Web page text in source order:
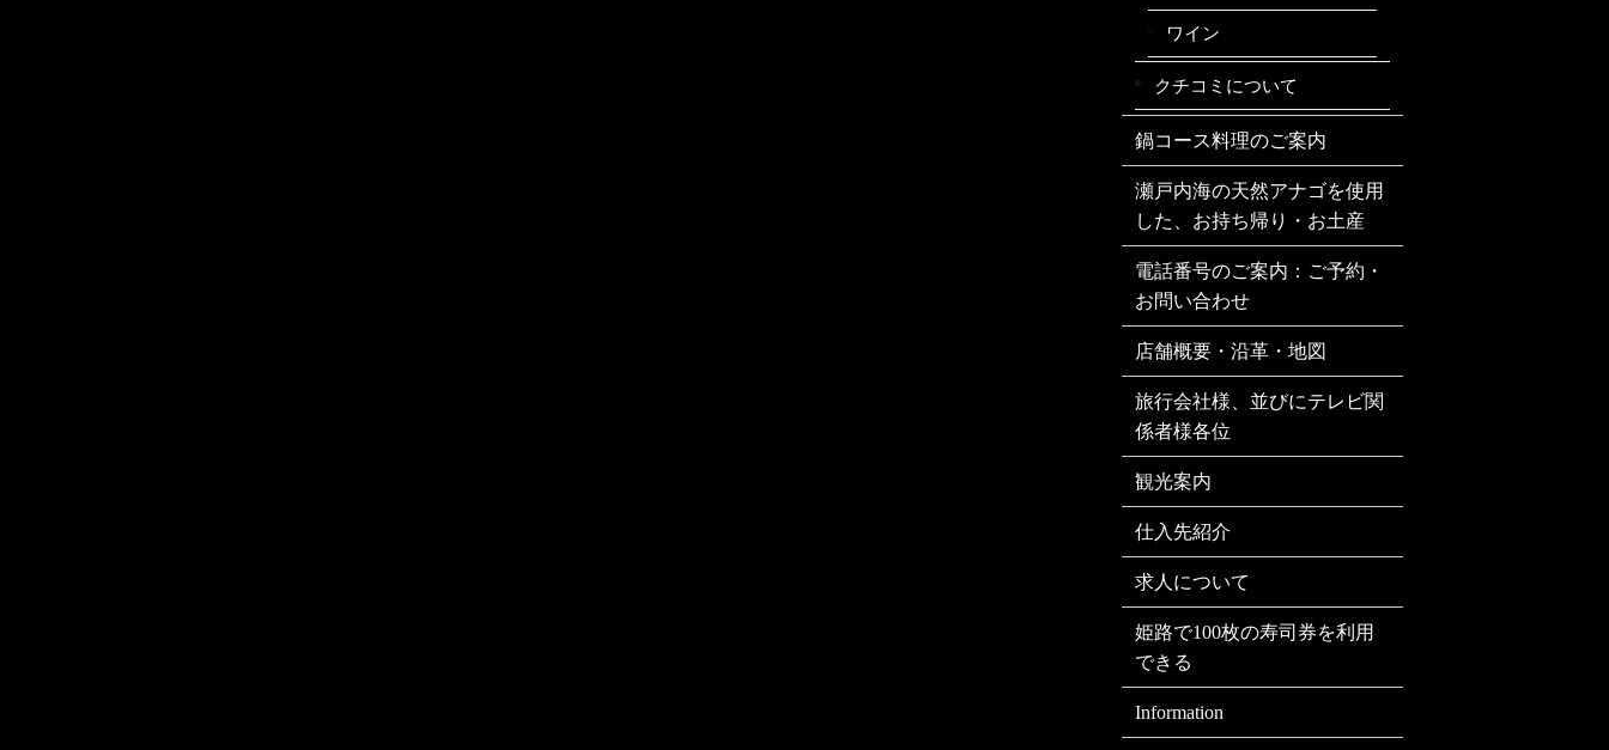
ワイン
クチコミについて
鍋コース料理のご案内
瀬戸内海の天然アナゴを使用
した、お持ち帰り・お土産
電話番号のご案内：ご予約・
お問い合わせ
店舗概要・沿革・地図
旅行会社様、並びにテレビ関
係者様各位
観光案内
仕入先紹介
求人について
姫路で100枚の寿司券を利用
できる
Information